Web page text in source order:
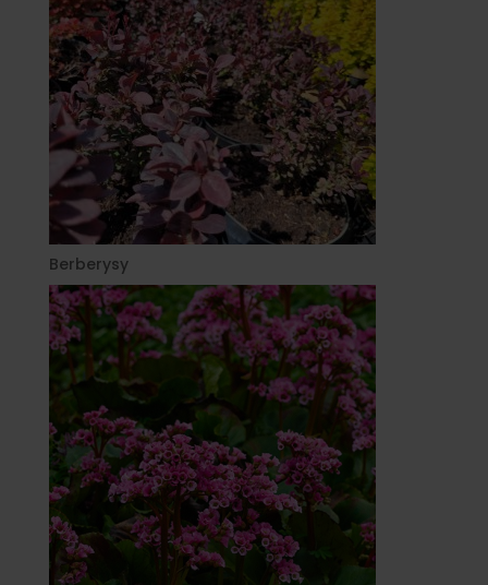
Berberysy